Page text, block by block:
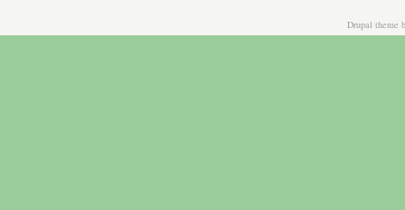
Drupal theme